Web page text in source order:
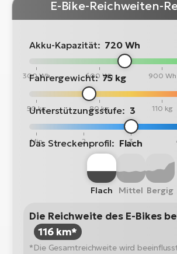
E-Bike-Reichweiten-
Akku-Kapazität: 720 Wh
300 Wh 600 Wh 900 Wh
Fahrergewicht: 75 kg
50 kg 80 kg 110 kg
Unterstützungsstufe: 3
Min 2 3
Das Streckenprofil: Flach
Flach Mittel Bergig
Die Reichweite des E-Bikes
116 km*
*Die Gesamtreichweite wird